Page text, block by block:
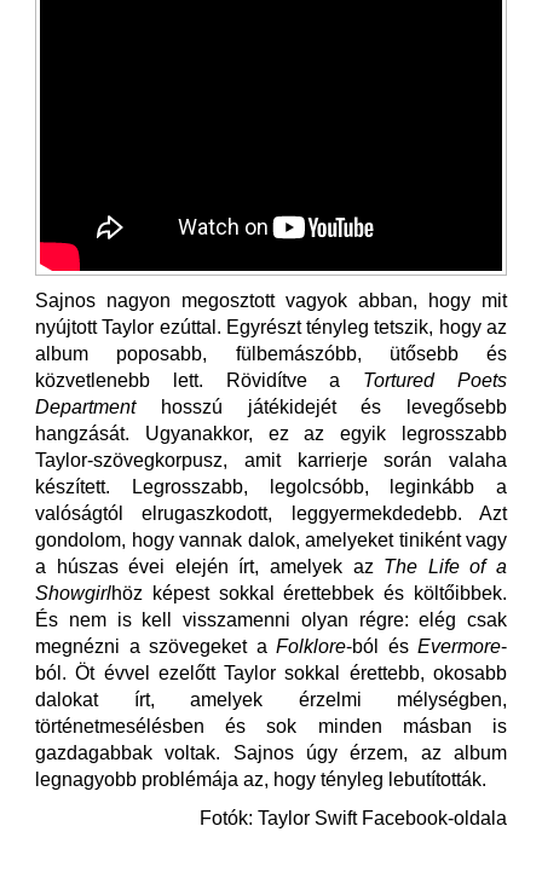
Sajnos nagyon megosztott vagyok abban, hogy mit
nyújtott Taylor ezúttal. Egyrészt tényleg tetszik, hogy az
album poposabb, fülbemászóbb, ütősebb és
közvetlenebb lett. Rövidítve a Tortured Poets
Departmenthosszú játékidejét és levegősebb
hangzását. Ugyanakkor, ez az egyik legrosszabb
Taylor-szövegkorpusz, amit karrierje során valaha
készített. Legrosszabb, legolcsóbb, leginkább a
valóságtól elrugaszkodott, leggyermekdedebb. Azt
gondolom, hogy vannak dalok, amelyeket tiniként vagy
a húszas évei elején írt, amelyek az The Life of a
Showgirlhöz képest sokkal érettebbek és költőibbek.
És nem is kell visszamenni olyan régre: elég csak
megnézni a szövegeket a Folklore-ból és Evermore-
ból. Öt évvel ezelőtt Taylor sokkal érettebb, okosabb
dalokat írt, amelyek érzelmi mélységben,
történetmesélésben és sok minden másban is
gazdagabbak voltak. Sajnos úgy érzem, az album
legnagyobb problémája az, hogy tényleg lebutították.
Fotók: Taylor Swift Facebook-oldala